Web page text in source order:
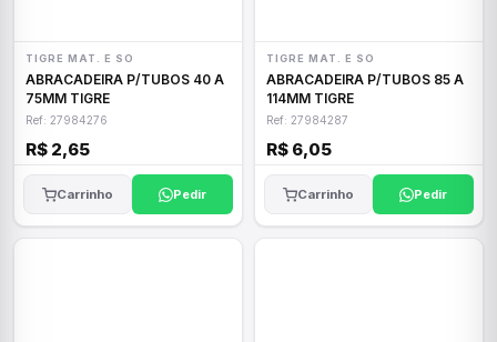
TIGRE MAT. E SO
ABRACADEIRA P/TUBOS 40 A
75MM TIGRE
Ref: 27984276
R$ 2,65
Carrinho Pedir
TIGRE MAT. E SO
ABRACADEIRA P/TUBOS 85 A
114MM TIGRE
Ref: 27984287
R$ 6,05
Carrinho Pedir